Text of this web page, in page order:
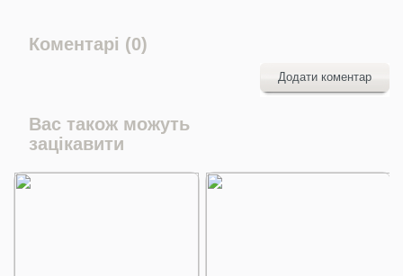
Коментарі (0)
Додати коментар
Вас також можуть
зацікавити